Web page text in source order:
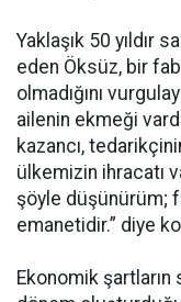
Yaklaşık 50 yıldır
eden Öksüz, bir
olmadığını
ailenin ekmeği
kazancı,
ülkemizin ihracatı
şöyle düşünürüm;
emanetidir.” diye
Ekonomik şartların